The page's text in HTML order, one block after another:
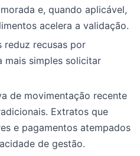
e, quando aplicável,
acelera a validação.
reduz recusas por
mais simples solicitar
de movimentação recente
Extratos que
e pagamentos atempados
de gestão.